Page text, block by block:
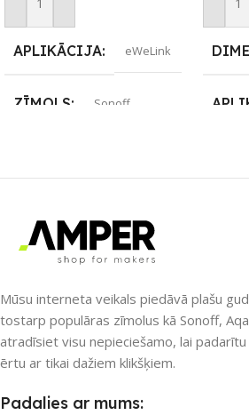
Pievienot Grozam
APLIKĀCIJA eWeLink
ZĪMOLS Sonoff
UZREIZ PIEEJAMAIS
1
Mūsu interneta veikals piedāvā plašu
tostarp populāras zīmolus kā Sonoff,
atradīsiet visu nepieciešamo, lai
ērtu ar tikai dažiem klikšķiem.
Padalies ar mums: